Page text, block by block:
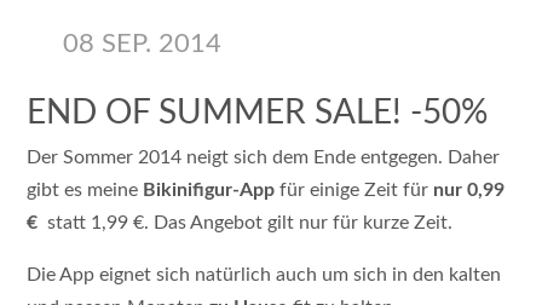
08 SEP. 2014
END OF SUMMER SALE! -50%
Der Sommer 2014 neigt sich dem Ende entgegen. Daher
gibt es meine Bikinifigur-App für einige Zeit für nur 0,99
€statt 1,99 €. Das Angebot gilt nur für kurze Zeit.
Die App eignet sich natürlich auch um sich in den kalten